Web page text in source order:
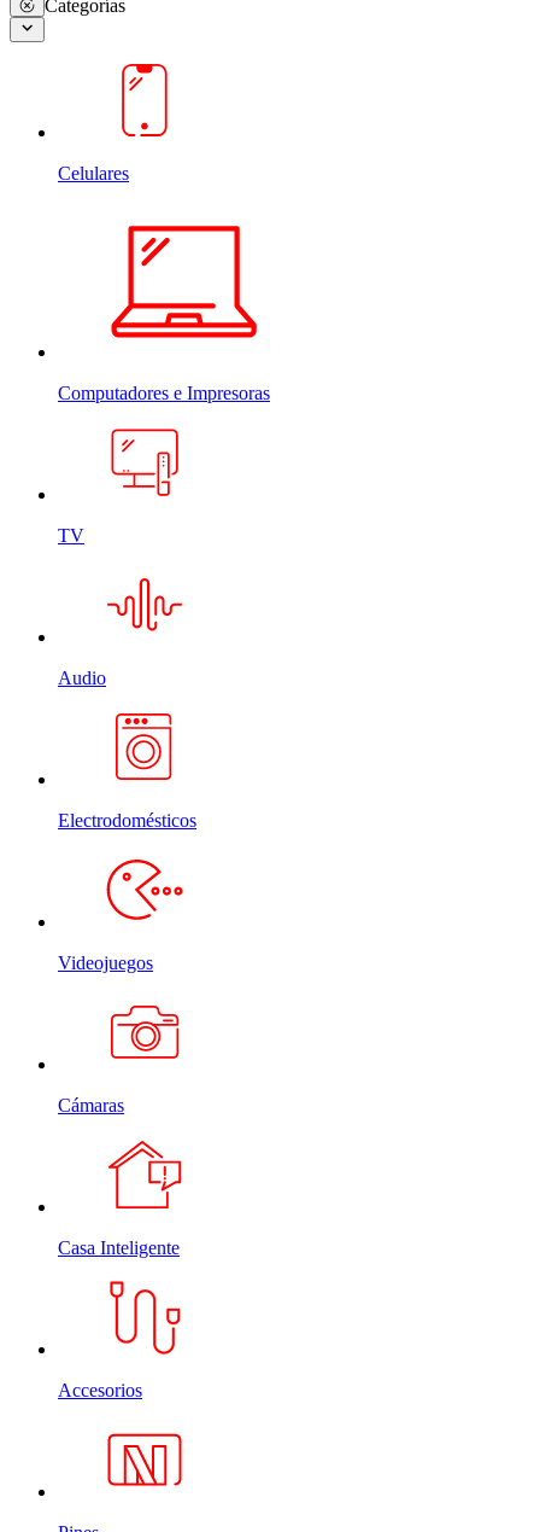
Categorías
Celulares
Computadores e Impresoras
TV
Audio
Electrodomésticos
Videojuegos
Cámaras
Casa Inteligente
Accesorios